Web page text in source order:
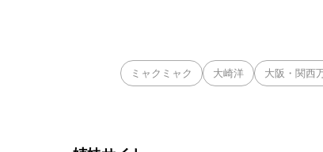
ミャクミャク 大崎洋 大阪・関西